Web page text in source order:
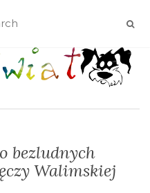
bezludnych
Walimskiej